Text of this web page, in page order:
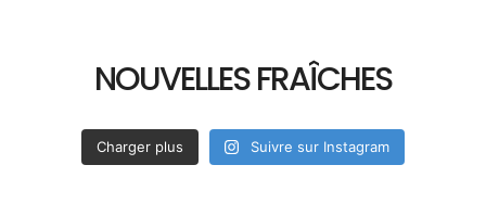
NOUVELLES FRAÎCHES
Charger plus Suivre sur Instagram